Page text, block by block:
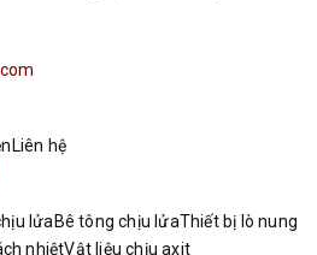
Liên hệ
lửaBê tông chịu lửaThiết bị lò nung
nhiệtVật liệu chịu axit